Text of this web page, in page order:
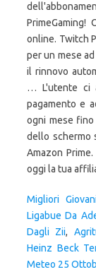
online. Twitch
per un mese
il rinnovo
… L'utente ci
pagamento e
ogni mese
dello schermo
Amazon
oggi la tua
Migliori
Ligabue Da
Dagli Zii,
Heinz Beck
Meteo 25